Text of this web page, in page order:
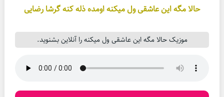
حالا مگه این عاشقی ول میکنه اومده ذله کنه گرشا رضایی
موزیک حالا مگه این عاشقی ول میکنه را آنلاین بشنوید.